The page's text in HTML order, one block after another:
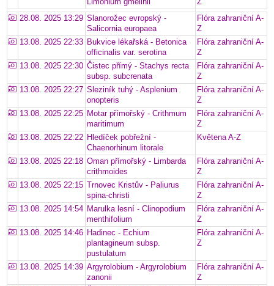
Limonium gmelinii
Z
28.08. 2025 13:29 Slanorožec evropský -
Salicornia europaea
Flóra zahraniční A-
Z
13.08. 2025 22:33 Bukvice lékařská - Betonica
officinalis var. serotina
Flóra zahraniční A-
Z
13.08. 2025 22:30 Čistec přímý - Stachys recta
subsp. subcrenata
Flóra zahraniční A-
Z
13.08. 2025 22:27 Sleziník tuhý - Asplenium
onopteris
Flóra zahraniční A-
Z
13.08. 2025 22:25 Motar přímořský - Crithmum
maritimum
Flóra zahraniční A-
Z
13.08. 2025 22:22 Hledíček pobřežní -
Chaenorhinum litorale
Květena A-Z
13.08. 2025 22:18 Oman přímořský - Limbarda
crithmoides
Flóra zahraniční A-
Z
13.08. 2025 22:15
Trnovec Kristův - Paliurus
spina-christi
Flóra zahraniční A-
Z
13.08. 2025 14:54 Marulka lesní - Clinopodium
menthifolium
Flóra zahraniční A-
Z
13.08. 2025 14:46 Hadinec - Echium
plantagineum subsp.
pustulatum
Flóra zahraniční A-
Z
13.08. 2025 14:39 Argyrolobium - Argyrolobium
zanonii
Flóra zahraniční A-
Z